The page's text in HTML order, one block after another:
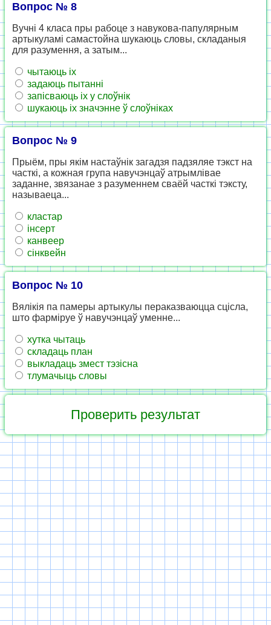
Вопрос № 8
Вучні 4 класа пры рабоце з навукова-папулярным
артыкуламі самастойна шукаюць словы, складаныя
для разумення, а затым...
чытаюць іх
задаюць пытанні
запісваюць іх у слоўнік
шукаюць іх значэнне ў слоўніках
Вопрос № 9
Прыём, пры якім настаўнік загадзя падзяляе тэкст на
часткі, а кожная група навучэнцаў атрымлівае
заданне, звязанае з разуменнем сваёй часткі тэксту,
называеца...
кластар
інсерт
канвеер
сінквейн
Вопрос № 10
Вялікія па памеры артыкулы пераказваюцца сцісла,
што фарміруе ў навучэнцаў уменне...
хутка чытаць
складаць план
выкладаць змест тэзісна
тлумачыць словы